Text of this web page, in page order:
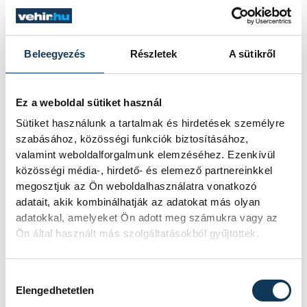
Beleegyezés Részletek A sütikről
Ez a weboldal sütiket használ
Sütiket használunk a tartalmak és hirdetések személyre
szabásához, közösségi funkciók biztosításához,
valamint weboldalforgalmunk elemzéséhez. Ezenkívül
közösségi média-, hirdető- és elemező partnereinkkel
megosztjuk az Ön weboldalhasználatra vonatkozó
adatait, akik kombinálhatják az adatokat más olyan
adatokkal, amelyeket Ön adott meg számukra vagy az
Ön által használt más szolgáltatásokból gyűjtöttek.
Elengedhetetlen
bajnokságon azzal, hogy megnyerte a
kieséses versenyt.
Betlehem Dávid Európa-
bajnok a 3 km-es
kieséses versenyben!
Betlehem Dávid aranyérmet nyert
pénteken a nyíltvízi úszók 3
kilométeres kieséses
versenyszámában a párizsi Európa-
bajnokságon. Rasovszky Kristóf
célfotóval ötödik lett.
Gyurkovics a masters Eb